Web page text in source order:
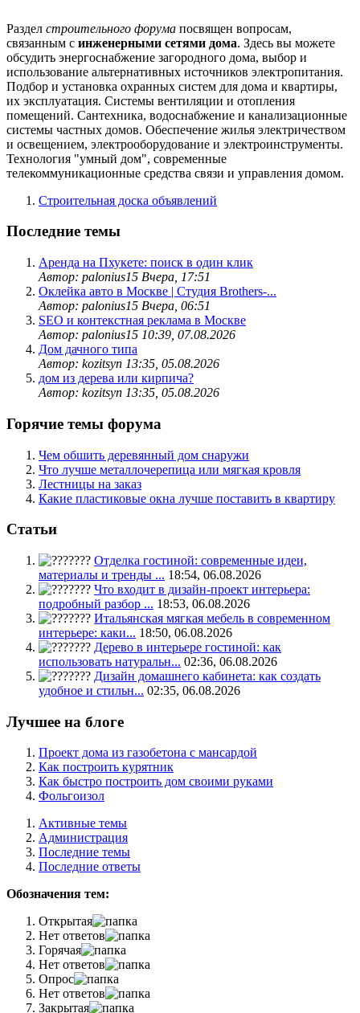
Раздел строительного форума посвящен вопросам,
связанным с инженерными сетями дома. Здесь вы можете
обсудить энергоснабжение загородного дома, выбор и
использование альтернативных источников электропитания.
Подбор и установка охранных систем для дома и квартиры,
их эксплуатация. Системы вентиляции и отопления
помещений. Сантехника, водоснабжение и канализационные
системы частных домов. Обеспечение жилья электричеством
и освещением, электрооборудование и электроинструменты.
Технология "умный дом", современные
телекоммуникационные средства связи и управления домом.
Строительная доска объявлений
Последние темы
Аренда на Пхукете: поиск в один клик
Автор: palonius15 Вчера, 17:51
Оклейка авто в Москве | Студия Brothers-...
Автор: palonius15 Вчера, 06:51
SEO и контекстная реклама в Москве
Автор: palonius15 10:39, 07.08.2026
Дом дачного типа
Автор: kozitsyn 13:35, 05.08.2026
дом из дерева или кирпича?
Автор: kozitsyn 13:35, 05.08.2026
Горячие темы форума
Чем обшить деревянный дом снаружи
Что лучше металлочерепица или мягкая кровля
Лестницы на заказ
Какие пластиковые окна лучше поставить в квартиру
Статьи
Отделка гостиной: современные идеи,
материалы и тренды ... 18:54, 06.08.2026
Что входит в дизайн-проект интерьера:
подробный разбор ... 18:53, 06.08.2026
Итальянская мягкая мебель в современном
интерьере: каки... 18:50, 06.08.2026
Дерево в интерьере гостиной: как
использовать натуральн... 02:36, 06.08.2026
Дизайн домашнего кабинета: как создать
удобное и стильн... 02:35, 06.08.2026
Лучшее на блоге
Проект дома из газобетона с мансардой
Как построить курятник
Как быстро построить дом своими руками
Фольгоизол
Активные темы
Администрация
Последние темы
Последние ответы
Обозначения тем:
Открытая
Нет ответов
Горячая
Нет ответов
Опрос
Нет ответов
Закрытая